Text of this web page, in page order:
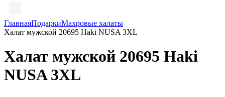
ГлавнаяПодаркиМахровые халаты
Халат мужской 20695 Haki NUSA 3XL
Халат мужской 20695 Haki
NUSA 3XL